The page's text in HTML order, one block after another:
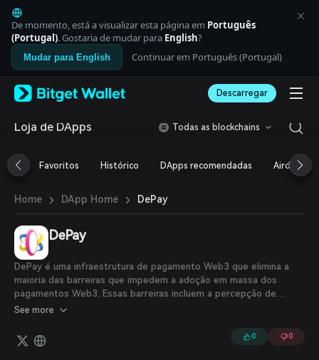
English
日本語
Tiếng Việt
Русский
Español (Latinoamérica)
Italiano
Deutsch
繁體中文
Português (Portugal)
ภาษาไทย
العربية
हिन्दी
Español
Português (Brasil)
Español (Argentina)
De momento, está a visualizar esta página em Português
(Portugal). Gostaria de mudar para English?
Mudar para English Continuar em Português (Portugal)
Descarregar
Loja de DApps Todas as blockchains
Favoritos Histórico DApps recomendadas Airdrop
Home › DApp Home › DePay
DePay
DePay é uma infraestrutura de pagamento Web3 que elimina a
maioria das barreiras que impedem a adoção em massa dos
pagamentos Web3. Essas barreiras incluem a percepção de
facilidade de uso, maior aceitação de tokens e funcionalidade de
DePay incluem pagamentos, doações, assinaturas, folha de
pagamento e vendas, entre outros.
See more
0 0